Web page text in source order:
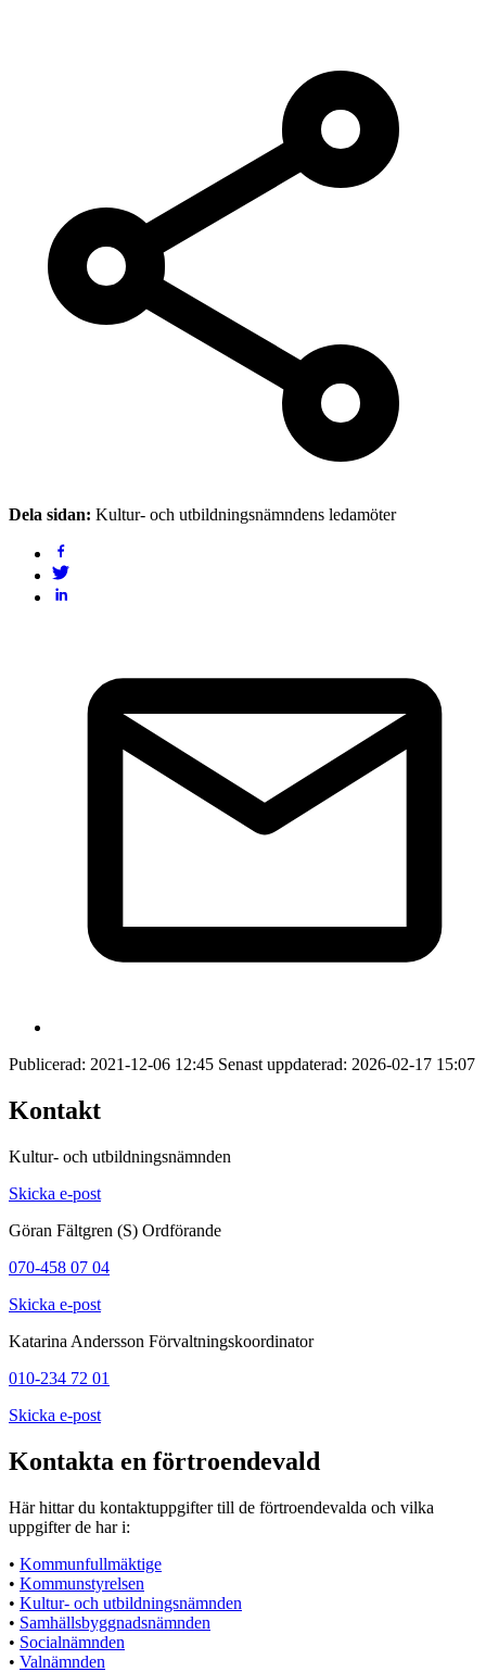
Dela sidan: Kultur- och utbildningsnämndens ledamöter
Publicerad: 2021-12-06 12:45 Senast uppdaterad: 2026-02-17 15:07
Kontakt
Kultur- och utbildningsnämnden
Skicka e-post
Göran Fältgren (S) Ordförande
070-458 07 04
Skicka e-post
Katarina Andersson Förvaltningskoordinator
010-234 72 01
Skicka e-post
Kontakta en förtroendevald
Här hittar du kontaktuppgifter till de förtroendevalda och vilka
uppgifter de har i:
• Kommunfullmäktige
• Kommunstyrelsen
• Kultur- och utbildningsnämnden
• Samhällsbyggnadsnämnden
• Socialnämnden
• Valnämnden